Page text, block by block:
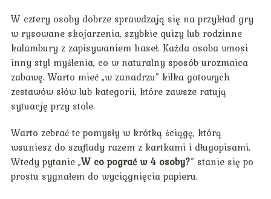
W cztery osoby dobrze sprawdzają się na przykład gry
w rysowane skojarzenia, szybkie quizy lub rodzinne
kalambury z zapisywaniem haseł. Każda osoba wnosi
inny styl myślenia, co w naturalny sposób urozmaica
zabawę. Warto mieć „w zanadrzu” kilka gotowych
zestawów słów lub kategorii, które zawsze ratują
sytuację przy stole.
Warto zebrać te pomysły w krótką ściągę, którą
wsuniesz do szuflady razem z kartkami i długopisami.
Wtedy pytanie „W co pograć w 4 osoby?” stanie się po
prostu sygnałem do wyciągnięcia papieru.